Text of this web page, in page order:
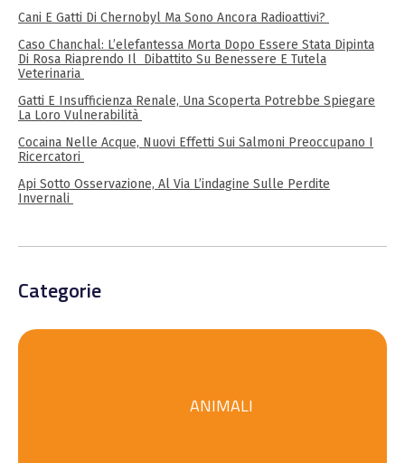
Cani E Gatti Di Chernobyl Ma Sono Ancora Radioattivi?
Caso Chanchal: L’elefantessa Morta Dopo Essere Stata Dipinta
Di Rosa Riaprendo Il Dibattito Su Benessere E Tutela
Veterinaria
Gatti E Insufficienza Renale, Una Scoperta Potrebbe Spiegare
La Loro Vulnerabilità
Cocaina Nelle Acque, Nuovi Effetti Sui Salmoni Preoccupano I
Ricercatori
Api Sotto Osservazione, Al Via L’indagine Sulle Perdite
Invernali
Categorie
ANIMALI